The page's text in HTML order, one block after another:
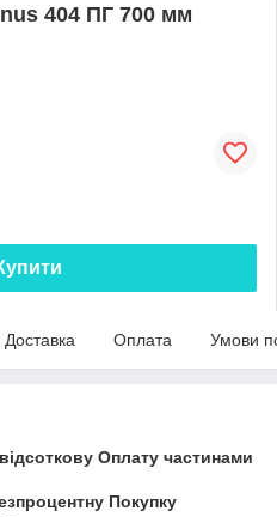
404 ПГ 700 мм
Доставка Оплата Умови
Оплату частинами
Покупку